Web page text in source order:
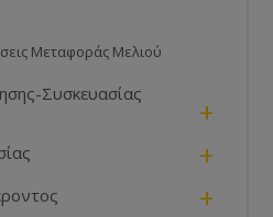
Μεταφοράς Μελιού
Συσκευασίας
+
+
+